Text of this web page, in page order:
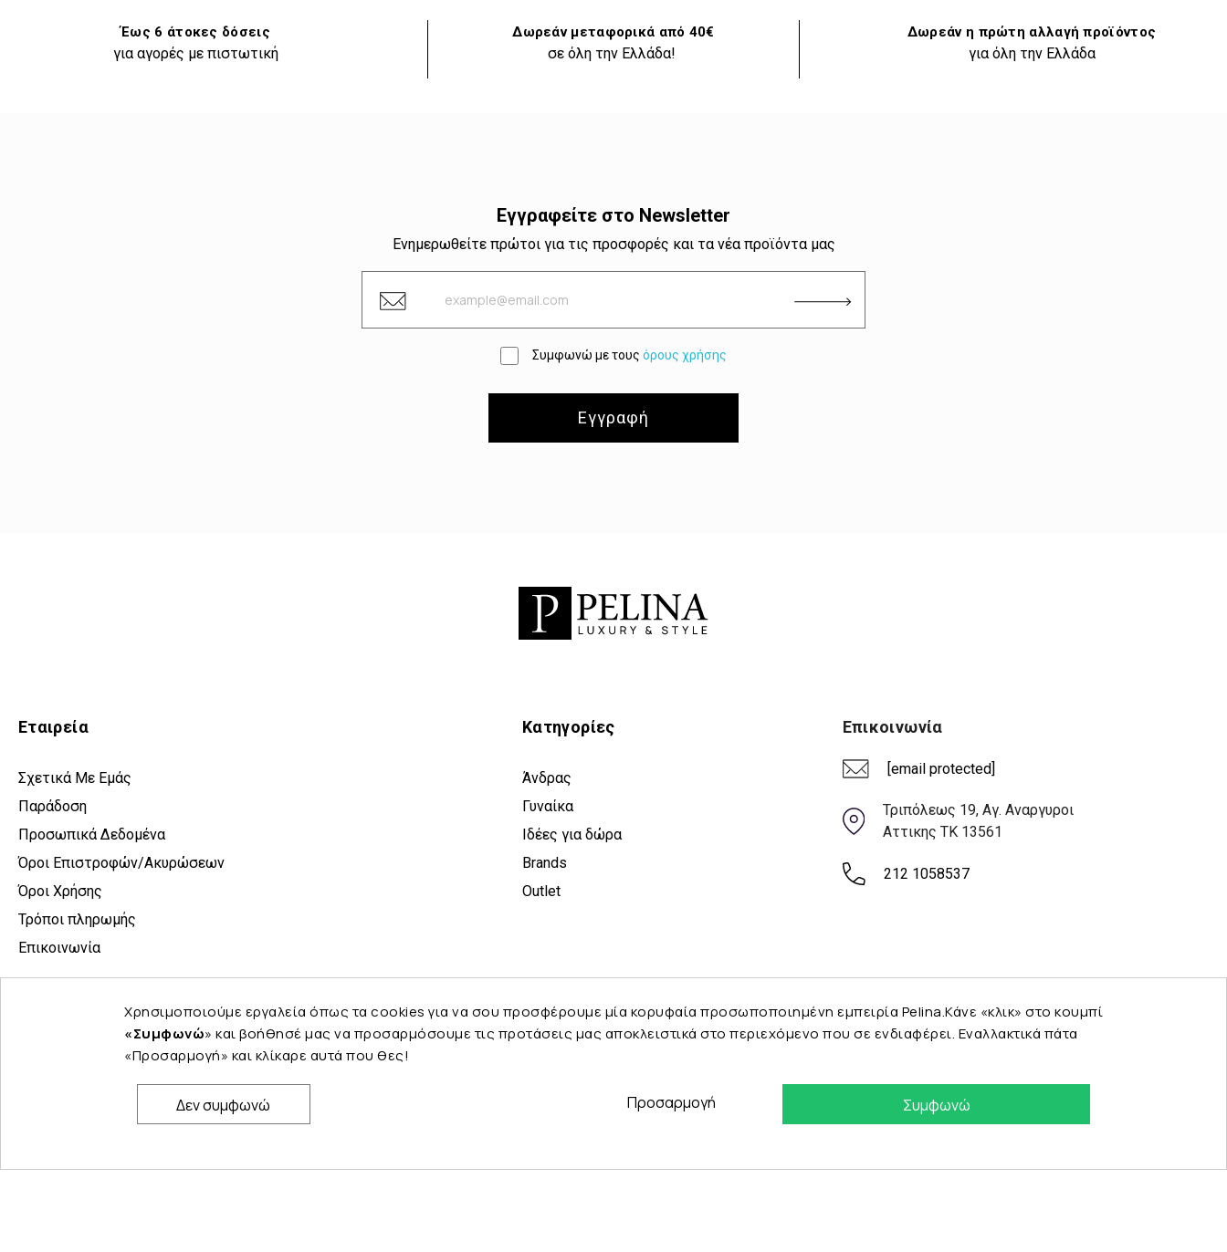
Έως 6 άτοκες δόσεις
για αγορές με πιστωτική
Δωρεάν μεταφορικά από 40€
σε όλη την Ελλάδα!
Δωρεάν η πρώτη αλλαγή προϊόντος
για όλη την Ελλάδα
Εγγραφείτε στο Newsletter
Ενημερωθείτε πρώτοι για τις προσφορές και τα νέα προϊόντα μας
Συμφωνώ με τους όρους χρήσης
Εγγραφή
Εταιρεία
Σχετικά Με Εμάς
Παράδοση
Προσωπικά Δεδομένα
Όροι Επιστροφών/Ακυρώσεων
Όροι Χρήσης
Τρόποι πληρωμής
Επικοινωνία
Κατηγορίες
Άνδρας
Γυναίκα
Ιδέες για δώρα
Brands
Outlet
Επικοινωνία
[email protected]
Τριπόλεως 19, Αγ. Αναργυροι
Αττικης ΤΚ 13561
212 1058537
Χρησιμοποιούμε εργαλεία όπως τα cookies για να σου προσφέρουμε μία κορυφαία προσωποποιημένη εμπειρία Pelina.Κάνε «κλικ» στο κουμπί
«Συμφωνώ» και βοήθησέ μας να προσαρμόσουμε τις προτάσεις μας αποκλειστικά στο περιεχόμενο που σε ενδιαφέρει. Εναλλακτικά πάτα
«Προσαρμογή» και κλίκαρε αυτά που θες!
Συμφωνώ
Δεν συμφωνώ Προσαρμογή